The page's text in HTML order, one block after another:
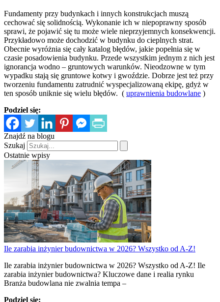
Fundamenty przy budynkach i innych konstrukcjach muszą
cechować się solidnością. Wykonanie ich w niepoprawny sposób
sprawi, że pojawić się tu może wiele nieprzyjemnych konsekwencji.
Przykładowo może dochodzić w budynku do cieplnych strat.
Obecnie wyróżnia się cały katalog błędów, jakie popełnia się w
czasie posadowienia budynku. Przede wszystkim jednym z nich jest
ignorancja wodno – gruntowych warunków. Nieodzowne w tym
wypadku stają się gruntowe kotwy i gwoździe. Dobrze jest też przy
tworzeniu fundamentu zatrudnić wyspecjalizowaną ekipę, gdyż w
ten sposób uniknie się wielu błędów. ( uprawnienia budowlane )
Podziel się:
Znajdź na blogu
Szukaj
Ostatnie wpisy
Ile zarabia inżynier budownictwa w 2026? Wszystko od A-Z!
Ile zarabia inżynier budownictwa w 2026? Wszystko od A-Z! Ile
zarabia inżynier budownictwa? Kluczowe dane i realia rynku
Branża budowlana nie zwalnia tempa –
Podziel się: